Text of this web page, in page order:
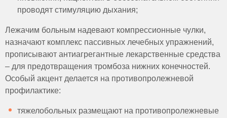
проводят стимуляцию дыхания;
Лежачим больным надевают компрессионные чулки,
назначают комплекс пассивных лечебных упражнений,
прописывают антиагрегантные лекарственные средства
– для предотвращения тромбоза нижних конечностей.
Особый акцент делается на противопролежневой
профилактике:
тяжелобольных размещают на противопролежневые